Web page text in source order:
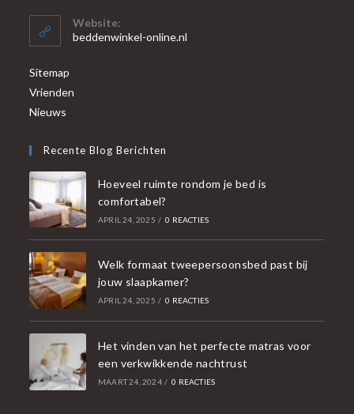
Website:
beddenwinkel-online.nl
Sitemap
Vrienden
Nieuws
Recente Blog Berichten
Hoeveel ruimte rondom je bed is
comfortabel?
APRIL 24, 2025 / 0 REACTIES
Welk formaat tweepersoonsbed past bij
jouw slaapkamer?
APRIL 24, 2025 / 0 REACTIES
Het vinden van het perfecte matras voor
een verkwikkende nachtrust
MAART 24, 2024 / 0 REACTIES